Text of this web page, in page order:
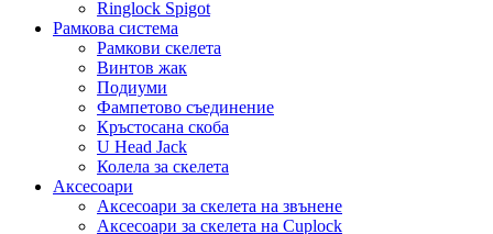
Ringlock Spigot
Рамкова система
Рамкови скелета
Винтов жак
Подиуми
Фампетово съединение
Кръстосана скоба
U Head Jack
Колела за скелета
Аксесоари
Аксесоари за скелета на звънене
Аксесоари за скелета на Cuplock